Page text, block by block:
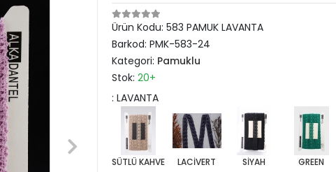
Ürün Kodu: 583 PAMUK LAVANTA
Barkod: PMK-583-24
Kategori: Pamuklu
Stok: 20+
: LAVANTA
SÜTLÜ KAHVE LACİVERT SİYAH GREEN